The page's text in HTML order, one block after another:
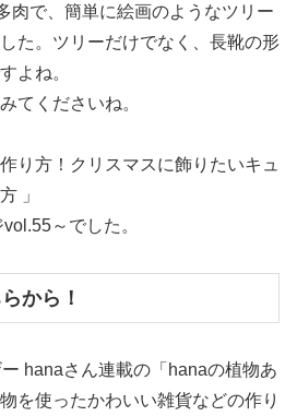
肉で、簡単に絵画のようなツリー
た。ツリーだけでなく、長靴の形
よね。
てくださいね。
り方！クリスマスに飾りたいキュ
」
～でした。
から！
hanaさん連載の「hanaの植物あ
を使ったかわいい雑貨などの作り